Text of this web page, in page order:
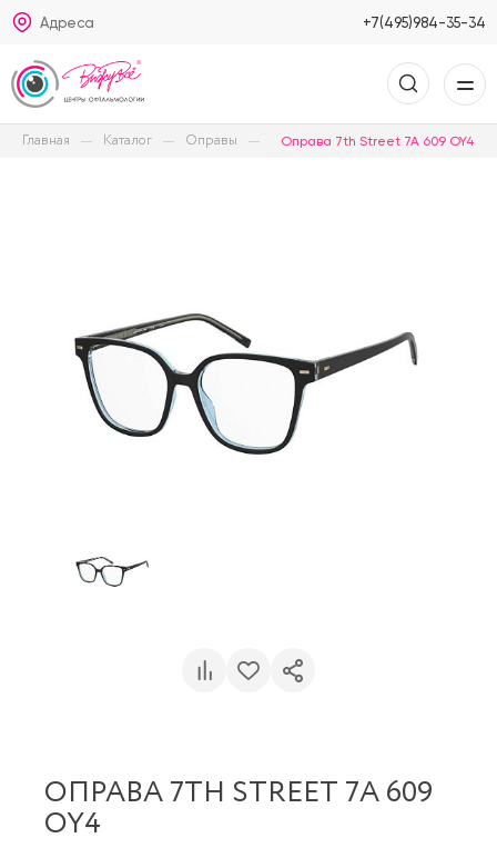
Адреса +7(495)984-35-34
Главная Каталог Оправы Оправа 7th Street 7A 609 OY4
ОПРАВА 7TH STREET 7A 609
OY4